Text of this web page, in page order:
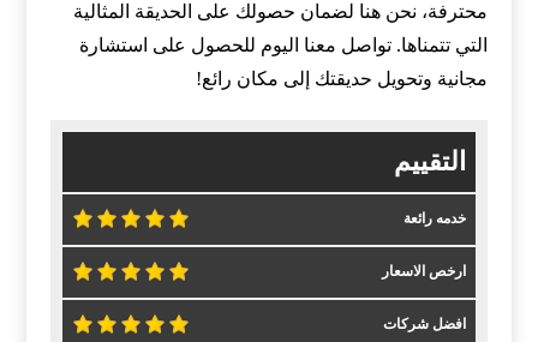
محترفة، نحن هنا لضمان حصولك على الحديقة المثالية
التي تتمناها. تواصل معنا اليوم للحصول على استشارة
مجانية وتحويل حديقتك إلى مكان رائع!
التقييم
خدمه رائعة
ارخص الاسعار
افضل شركات